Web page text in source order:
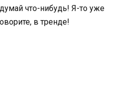
что-нибудь! Я-то уже
в тренде!